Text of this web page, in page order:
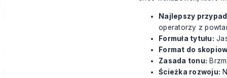
Najlepszy
operatorzy z
Formuła tytułu:
Format do
Zasada tonu:
Ścieżka rozwoju: